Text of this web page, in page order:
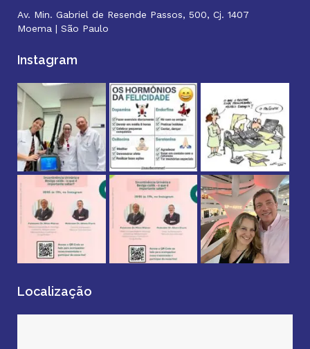
Av. Min. Gabriel de Resende Passos, 500, Cj. 1407
Moema | São Paulo
Instagram
Localização